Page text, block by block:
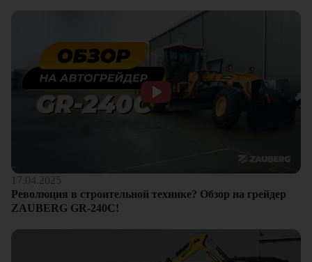
17.04.2025
Революция в строительной технике? Обзор на грейдер
ZAUBERG GR-240C!